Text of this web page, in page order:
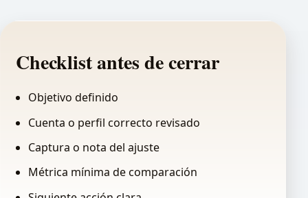
Checklist antes de cerrar
Objetivo definido
Cuenta o perfil correcto revisado
Captura o nota del ajuste
Métrica mínima de comparación